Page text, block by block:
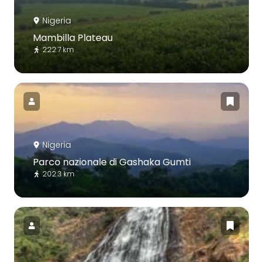
Nigeria
Mambilla Plateau
222.7 km
Nigeria
Parco nazionale di Gashaka Gumti
202.3 km